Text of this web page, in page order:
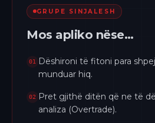
GRUPE SINJALESH
Mos apliko nëse…
01
Dëshironi të fitoni para
munduar hiq.
02
Pret gjithë ditën që ne të
analiza (Overtrade).